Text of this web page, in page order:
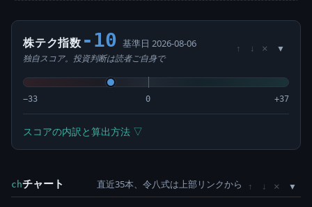
株テク指数 -10 基準日 2026-08-06
独自スコア。投資判断は読者ご自身で
↑ ↓ ×
−33 0 +37
スコアの内訳と算出方法 ▽
chチャート 直近35本、令八式は上部リンクから ↑ ↓ ×